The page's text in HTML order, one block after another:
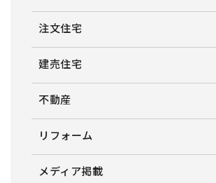
注文住宅
建売住宅
不動産
リフォーム
メディア掲載